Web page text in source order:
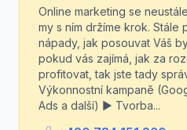
Online marketing se
my s ním držíme krok. Stále
nápady, jak posouvat Váš
pokud vás zajímá, jak za
profitovat, tak jste tady
Výkonnostní kampaně
Ads a další) ▶️ Tvorba...